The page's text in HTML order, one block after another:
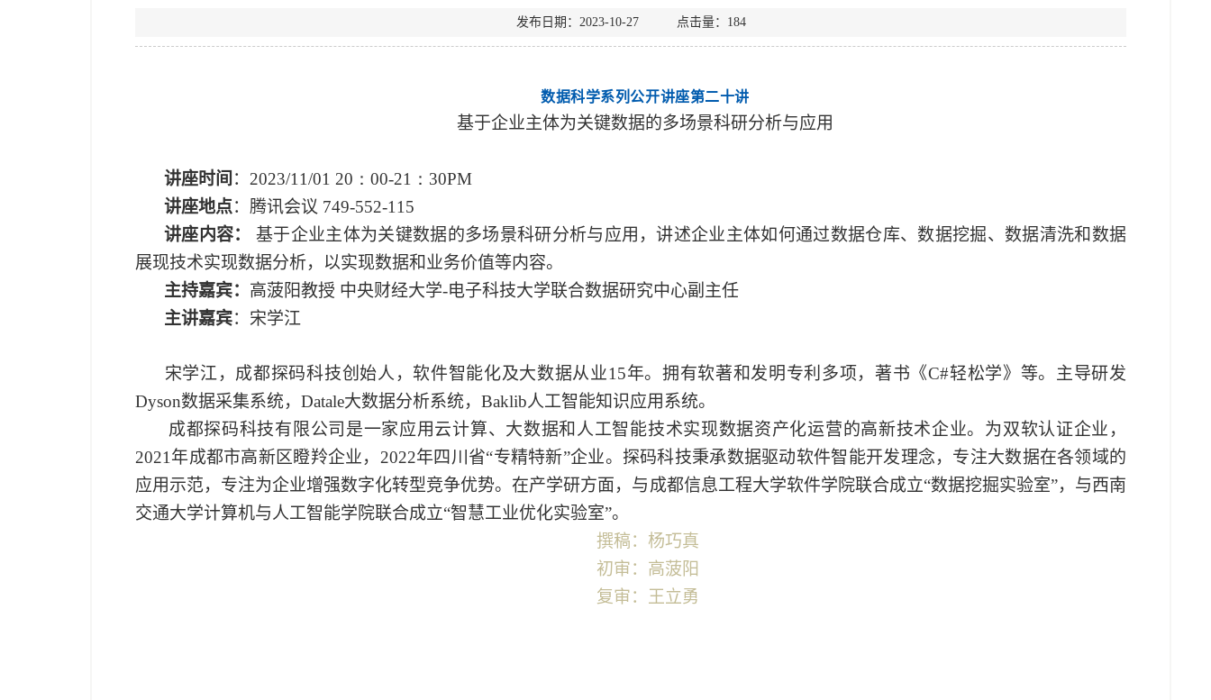
发布日期：2023-10-27 点击量： 184
数据科学系列公开讲座第二十讲
基于企业主体为关键数据的多场景科研分析与应用
讲座时间 ：2023/11/01 20： 00-21 ： 30PM
讲座地点： 腾讯会议 749-552-115
讲座内容： 基于企业主体为关键数据的多场景科研分析与应用，讲述企业主体如何通过数据仓库、数据挖掘、数据清洗和数据
展现技术实现数据分析，以实现数据和业务价值等内容。
主持嘉宾： 高菠阳教授 中央财经大学-电子科技大学联合数据研究中心副主任
主讲嘉宾：宋学江
宋学江，成都探码科技创始人，软件智能化及⼤数据从业15年。拥有软著和发明专利多项，著书《C#轻松学》等。主导研发
Dyson数据采集系统， Datale⼤数据分析系统，Baklib人工智能知识应用系统。
成都探码科技有限公司是一家应用云计算、大数据和人工智能技术实现数据资产化运营的高新技术企业。为双软认证企业，
2021 年成都市高新区瞪羚企业， 2022年四川省“专精特新”企业。探码科技秉承数据驱动软件智能开发理念，专注大数据在各领域的
应用示范，专注为企业增强数字化转型竞争优势。在产学研方面，与成都信息工程大学软件学院联合成立“数据挖掘实验室”，与西南
交通大学计算机与人工智能学院联合成立“智慧工业优化实验室”。
撰稿：杨巧真
初审：高菠阳
复审：王立勇